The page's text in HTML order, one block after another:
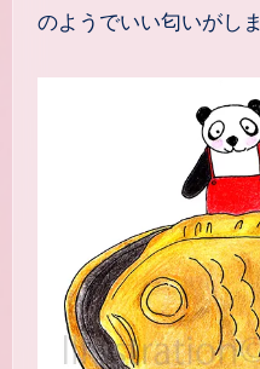
のようでいい匂いがしま